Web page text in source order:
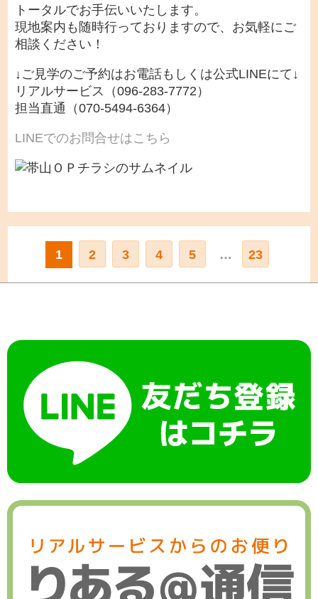
トータルでお手伝いいたします。
現地案内も随時行っておりますので、お気軽にご
相談ください！
↓ご見学のご予約はお電話もしくは公式LINEにて↓
リアルサービス（096-283-7772）
担当直通（070-5494-6364）
LINEでのお問合せはこちら
1 2 3 4 5 … 23